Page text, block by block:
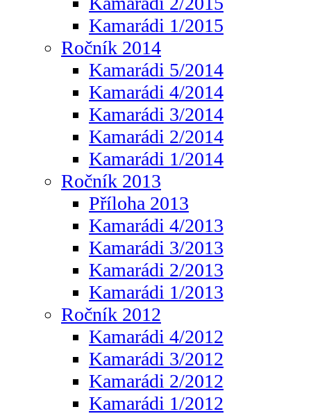
Kamarádi 1/2015
Ročník 2014
Kamarádi 5/2014
Kamarádi 4/2014
Kamarádi 3/2014
Kamarádi 2/2014
Kamarádi 1/2014
Ročník 2013
Příloha 2013
Kamarádi 4/2013
Kamarádi 3/2013
Kamarádi 2/2013
Kamarádi 1/2013
Ročník 2012
Kamarádi 4/2012
Kamarádi 3/2012
Kamarádi 2/2012
Kamarádi 1/2012